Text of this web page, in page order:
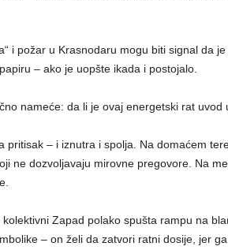
i požar u Krasnodaru mogu biti signal da
– ako je uopšte ikada i postojalo.
nameće: da li je ovaj energetski rat uvod
pritisak – i iznutra i spolja. Na domaćem
ne dozvoljavaju mirovne pregovore. Na
Zapad polako spušta rampu na
– on želi da zatvori ratni dosije, jer